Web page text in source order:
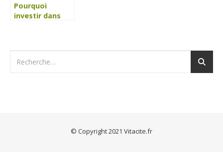
Pourquoi
investir dans
© Copyright 2021 Vitacite.fr